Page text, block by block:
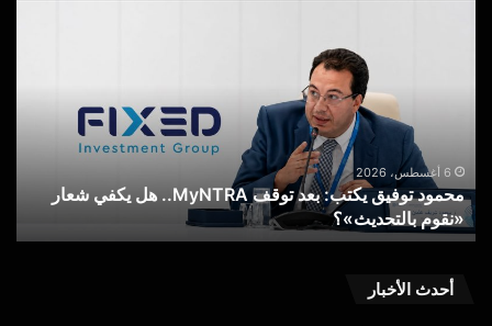
MyNTRA..
يكفي
شعار
«نقوم
بالتحديث»؟
6 أغسطس، 2026
محمود توفيق يكتب: بعد توقف MyNTRA.. هل يكفي شعار
«نقوم بالتحديث»؟
أحدث الأخبار